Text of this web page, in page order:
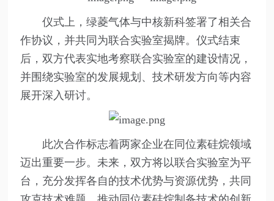
仪式上，绿菱气体与中核新科签署了相关合
作协议，并共同为联合实验室揭牌。仪式结束
后，双方代表实地考察联合实验室的建设情况，
并围绕实验室的发展规划、技术研发方向等内容
展开深入研讨。
此次合作标志着两家企业在同位素硅烷领域
迈出重要一步。未来，双方将以联合实验室为平
台，充分发挥各自的技术优势与资源优势，共同